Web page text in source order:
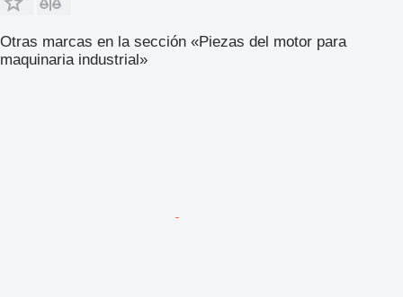
Otras marcas en la sección «Piezas del motor para
maquinaria industrial»